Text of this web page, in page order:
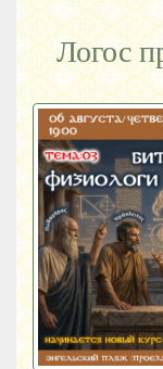
Логос